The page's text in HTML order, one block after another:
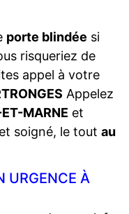
porte blindée si
risqueriez de
appel à votre
Appelez
MARNE et
soigné, le tout au
URGENCE À